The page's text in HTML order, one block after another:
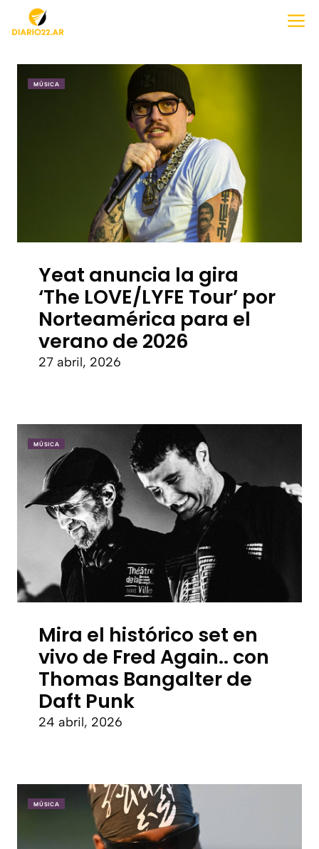
Saltar
MÚSICA
Yeat anuncia la gira
‘The LOVE/LYFE Tour’ por
Norteamérica para el
verano de 2026
27 abril, 2026
MÚSICA
Mira el histórico set en
vivo de Fred Again.. con
Thomas Bangalter de
Daft Punk
24 abril, 2026
MÚSICA